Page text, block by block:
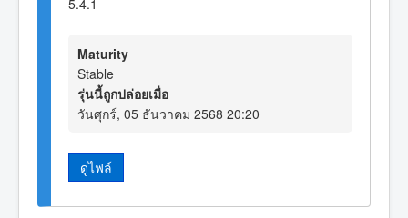
5.4.1
Maturity
Stable
รุ่นนี้ถูกปล่อยเมื่อ
วันศุกร์, 05 ธันวาคม 2568 20:20
ดูไฟล์